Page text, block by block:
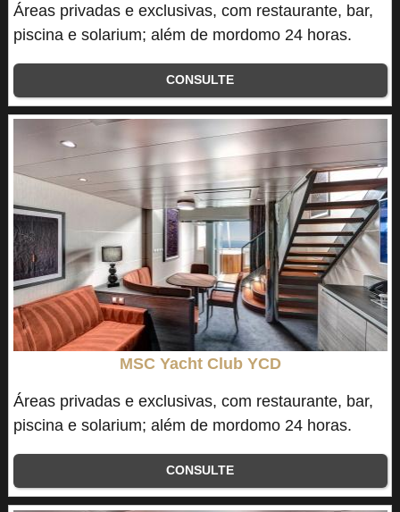
Áreas privadas e exclusivas, com restaurante, bar,
piscina e solarium; além de mordomo 24 horas.
CONSULTE
MSC Yacht Club YCD
Áreas privadas e exclusivas, com restaurante, bar,
piscina e solarium; além de mordomo 24 horas.
CONSULTE